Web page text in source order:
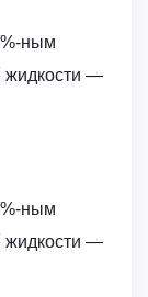
ным
жидкости ―
ным
жидкости ―